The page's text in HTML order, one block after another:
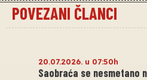
POVEZANI ČLANCI
20.07.2026. u 07:50h
Saobraća se nesmetano